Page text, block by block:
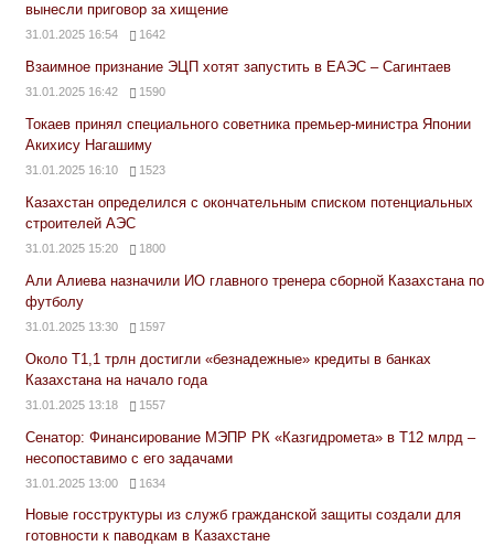
вынесли приговор за хищение
31.01.2025 16:54 1642
Взаимное признание ЭЦП хотят запустить в ЕАЭС – Сагинтаев
31.01.2025 16:42 1590
Токаев принял специального советника премьер-министра Японии
Акихису Нагашиму
31.01.2025 16:10 1523
Казахстан определился с окончательным списком потенциальных
строителей АЭС
31.01.2025 15:20 1800
Али Алиева назначили ИО главного тренера сборной Казахстана по
футболу
31.01.2025 13:30 1597
Около Т1,1 трлн достигли «безнадежные» кредиты в банках
Казахстана на начало года
31.01.2025 13:18 1557
Сенатор: Финансирование МЭПР РК «Казгидромета» в Т12 млрд –
несопоставимо с его задачами
31.01.2025 13:00 1634
Новые госструктуры из служб гражданской защиты создали для
готовности к паводкам в Казахстане